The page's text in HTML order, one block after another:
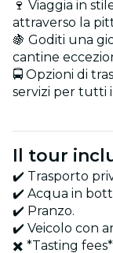
🍷 Viaggia in
attraverso la
🍇 Goditi una
cantine
🚍 Opzioni di
servizi per tutti
Il tour
✔️ Trasporto
✔️ Acqua in
✔️ Pranzo.
✔️ Veicolo con
✖️ *Tasting